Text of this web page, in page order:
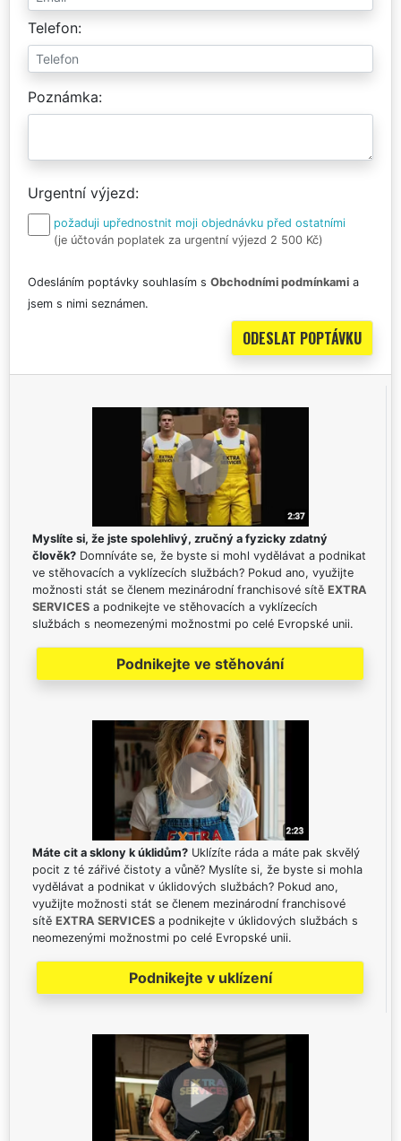
Telefon
Poznámka
Urgentní výjezd
požaduji upřednostnit moji objednávku před ostatními
(je účtován poplatek za urgentní výjezd 2 500 Kč)
Odesláním poptávky souhlasím s Obchodními podmínkami a
jsem s nimi seznámen.
Myslíte si, že jste spolehlivý, zručný a fyzicky zdatný
člověk? Domníváte se, že byste si mohl vydělávat a podnikat
ve stěhovacích a vyklízecích službách? Pokud ano, využijte
možnosti stát se členem mezinárodní franchisové sítě EXTRA
SERVICES a podnikejte ve stěhovacích a vyklízecích
službách s neomezenými možnostmi po celé Evropské unii.
Podnikejte ve stěhování
Máte cit a sklony k úklidům? Uklízíte ráda a máte pak skvělý
pocit z té zářivé čistoty a vůně? Myslíte si, že byste si mohla
vydělávat a podnikat v úklidových službách? Pokud ano,
využijte možnosti stát se členem mezinárodní franchisové
sítě EXTRA SERVICES a podnikejte v úklidových službách s
neomezenými možnostmi po celé Evropské unii.
Podnikejte v uklízení